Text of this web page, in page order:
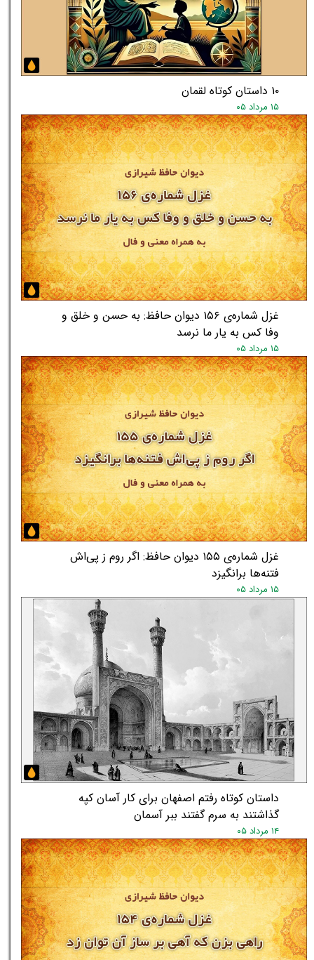
★★
۱۰ داستان کوتاه لقمان
۱۵ مرداد ۰۵
غزل شماره‌ی ۱۵۶ دیوان حافظ: به حسن و خلق و
وفا کس به یار ما نرسد
۱۵ مرداد ۰۵
غزل شماره‌ی ۱۵۵ دیوان حافظ: اگر روم ز پی‌اش
فتنه‌ها برانگیزد
۱۵ مرداد ۰۵
داستان کوتاه رفتم اصفهان برای کار آسان کپه
گذاشتند به سرم گفتند ببر آسمان
۱۴ مرداد ۰۵